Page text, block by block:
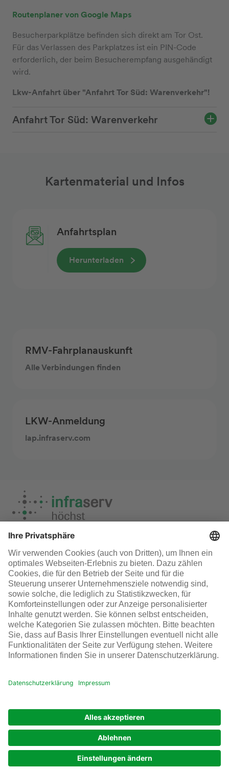
Routenplaner von Google Maps
Besucherparkplätze befinden sich direkt am Tor Ost.
Für das Verlassen des Parkplatzes ist ein PIN-Code
erforderlich, der beim Besucherempfang ausgehändigt
wird.
Lkw-Anfahrt über "Anfahrt Tor Süd: Warenverkehr"!
Anfahrt Tor Süd: Warenverkehr
Kartenmaterial und Infos
Anfahrtsplan
Herunterladen
RMV-Fahrplanauskunft
Alle Verbindungen finden
LKW-Anmeldung
lap.infraserv.com
Besucher und Partnerfirmen
Infraserv Höchst
Karriere bei uns
© Infraserv Höchst
Cookie-Einstellungen